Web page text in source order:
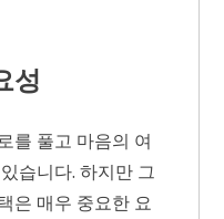
성
를 풀고 마음의 여
습니다. 하지만 그
은 매우 중요한 요